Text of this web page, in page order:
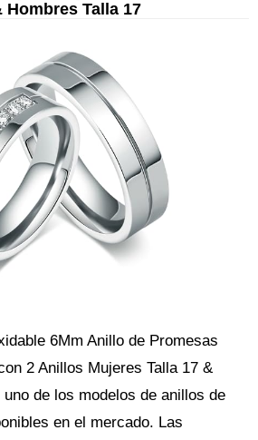
Hombres Talla 17
6Mm Anillo de Promesas
2 Anillos Mujeres Talla 17 &
de los modelos de anillos de
en el mercado. Las